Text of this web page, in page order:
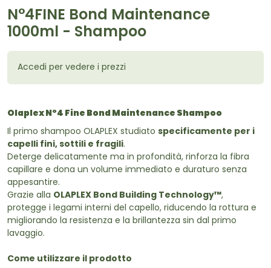
N°4FINE Bond Maintenance
1000ml - Shampoo
Accedi per vedere i prezzi
Olaplex N°4 Fine Bond Maintenance Shampoo
Il primo shampoo OLAPLEX studiato specificamente per i
capelli fini, sottili e fragili.
Deterge delicatamente ma in profondità, rinforza la fibra
capillare e dona un volume immediato e duraturo senza
appesantire.
Grazie alla OLAPLEX Bond Building Technology™,
protegge i legami interni del capello, riducendo la rottura e
migliorando la resistenza e la brillantezza sin dal primo
lavaggio.
Come utilizzare il prodotto